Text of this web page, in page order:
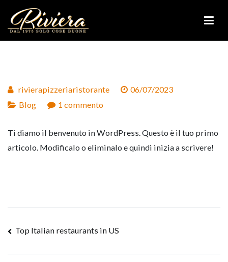
Riviera Pizzeria Ristorante
rivierapizzeriaristorante
06/07/2023
Blog
1 commentosu
mondo!
Ti diamo il benvenuto in WordPress. Questo è il tuo primo
articolo. Modificalo o eliminalo e quindi inizia a scrivere!
Navigazione
Top Italian restaurants in US